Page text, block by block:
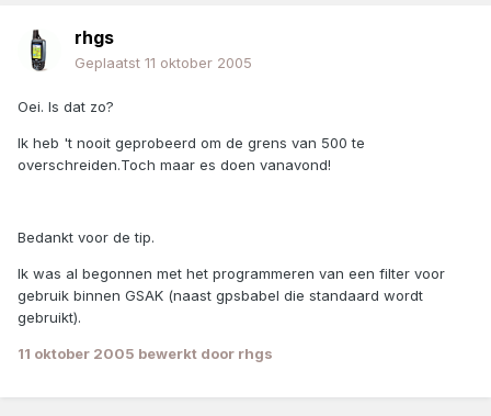
rhgs
Geplaatst 11 oktober 2005
Oei. Is dat zo?
Ik heb 't nooit geprobeerd om de grens van 500 te
overschreiden.Toch maar es doen vanavond!
Bedankt voor de tip.
Ik was al begonnen met het programmeren van een filter voor
gebruik binnen GSAK (naast gpsbabel die standaard wordt
gebruikt).
11 oktober 2005 bewerkt door rhgs